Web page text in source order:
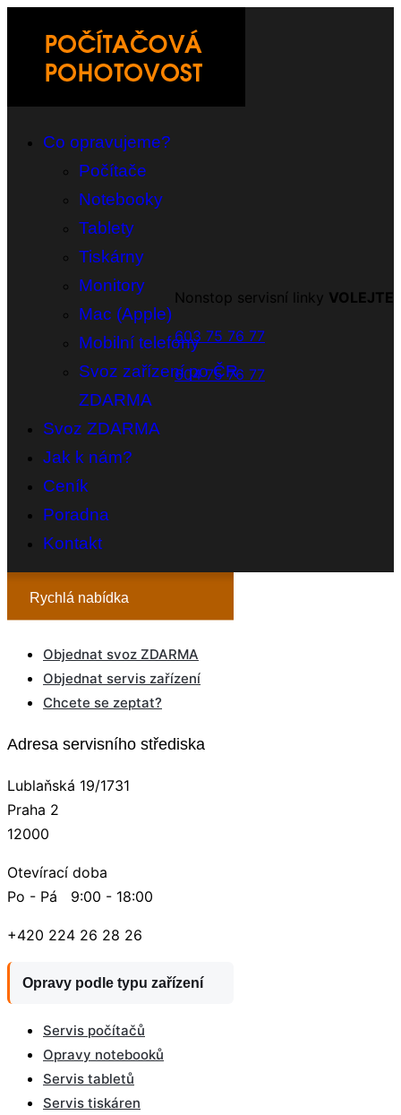
Co opravujeme?
Počítače
Notebooky
Tablety
Tiskárny
Monitory
Mac (Apple)
Mobilní telefony
Svoz zařízení po ČR
ZDARMA
Svoz ZDARMA
Jak k nám?
Ceník
Poradna
Kontakt
Nonstop servisní linky VOLEJTE
603 75 76 77
604 75 76 77
Rychlá nabídka
Objednat svoz ZDARMA
Objednat servis zařízení
Chcete se zeptat?
Adresa servisního střediska
Lublaňská 19/1731
Praha 2
12000
Otevírací doba
Po - Pá 9:00 - 18:00
+420 224 26 28 26
Opravy podle typu zařízení
Servis počítačů
Opravy notebooků
Servis tabletů
Servis tiskáren